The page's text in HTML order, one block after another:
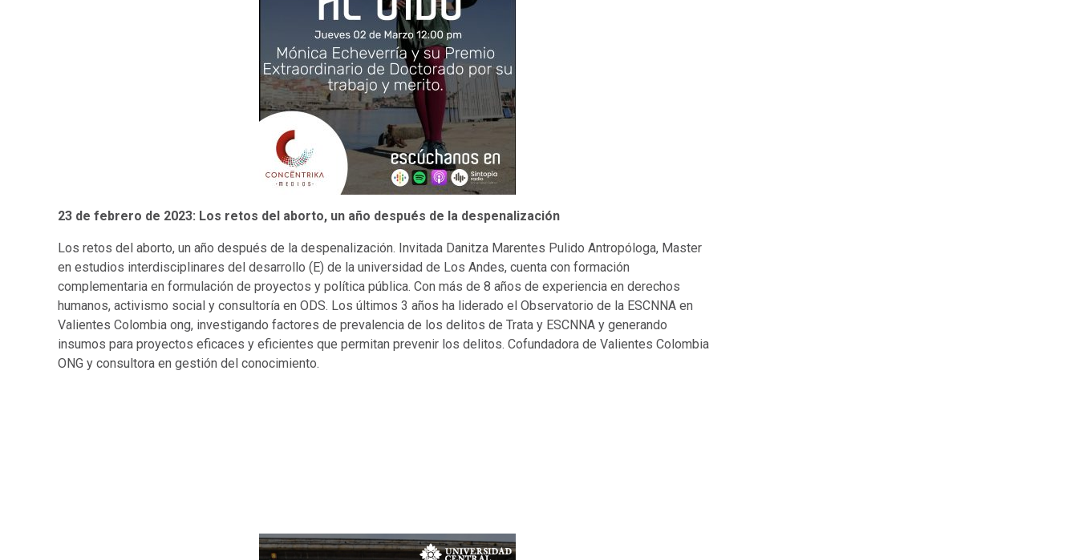
23 de febrero de 2023: Los retos del aborto, un año después de la despenalización
Los retos del aborto, un año después de la despenalización. Invitada Danitza Marentes Pulido Antropóloga, Master
en estudios interdisciplinares del desarrollo (E) de la universidad de Los Andes, cuenta con formación
complementaria en formulación de proyectos y política pública. Con más de 8 años de experiencia en derechos
humanos, activismo social y consultoría en ODS. Los últimos 3 años ha liderado el Observatorio de la ESCNNA en
Valientes Colombia ong, investigando factores de prevalencia de los delitos de Trata y ESCNNA y generando
insumos para proyectos eficaces y eficientes que permitan prevenir los delitos. Cofundadora de Valientes Colombia
ONG y consultora en gestión del conocimiento.